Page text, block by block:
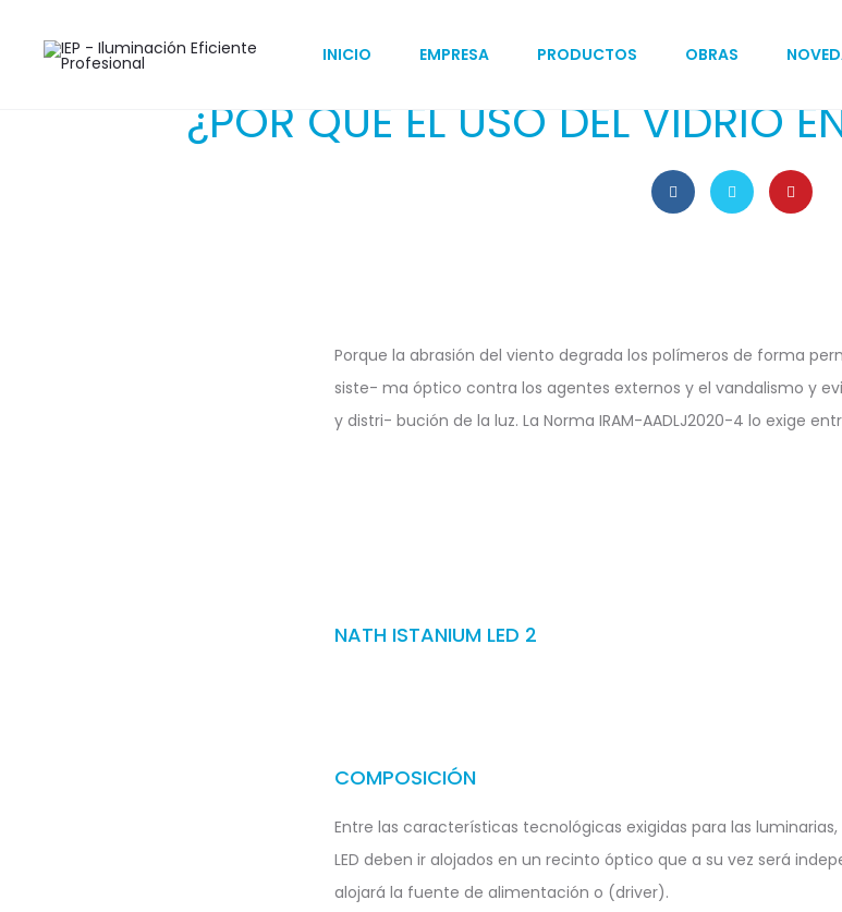
INICIO EMPRESA PRODUCTOS OBRAS
¿POR QUÉ EL USO DEL VIDRIO
Porque la abrasión del viento degrada los polímeros de forma
siste- ma óptico contra los agentes externos y el vandalismo y
y distri- bución de la luz. La Norma IRAM-AADLJ2020-4 lo exige
NATH ISTANIUM LED 2
COMPOSICIÓN
Entre las características tecnológicas exigidas para las
LED deben ir alojados en un recinto óptico que a su vez será
alojará la fuente de alimentación o (driver).